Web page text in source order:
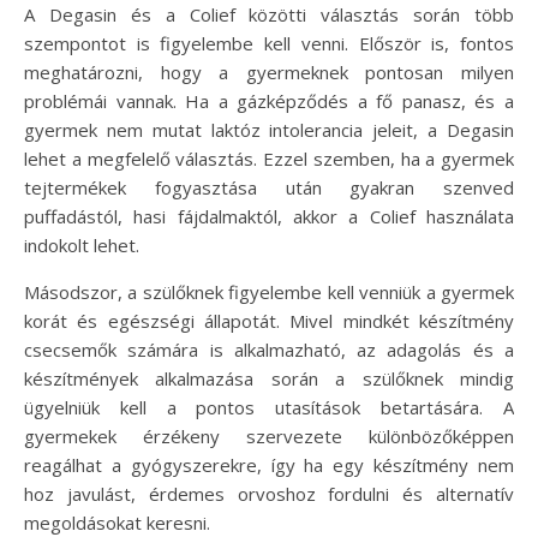
A Degasin és a Colief közötti választás során több
szempontot is figyelembe kell venni. Először is, fontos
meghatározni, hogy a gyermeknek pontosan milyen
problémái vannak. Ha a gázképződés a fő panasz, és a
gyermek nem mutat laktóz intolerancia jeleit, a Degasin
lehet a megfelelő választás. Ezzel szemben, ha a gyermek
tejtermékek fogyasztása után gyakran szenved
puffadástól, hasi fájdalmaktól, akkor a Colief használata
indokolt lehet.
Másodszor, a szülőknek figyelembe kell venniük a gyermek
korát és egészségi állapotát. Mivel mindkét készítmény
csecsemők számára is alkalmazható, az adagolás és a
készítmények alkalmazása során a szülőknek mindig
ügyelniük kell a pontos utasítások betartására. A
gyermekek érzékeny szervezete különbözőképpen
reagálhat a gyógyszerekre, így ha egy készítmény nem
hoz javulást, érdemes orvoshoz fordulni és alternatív
megoldásokat keresni.